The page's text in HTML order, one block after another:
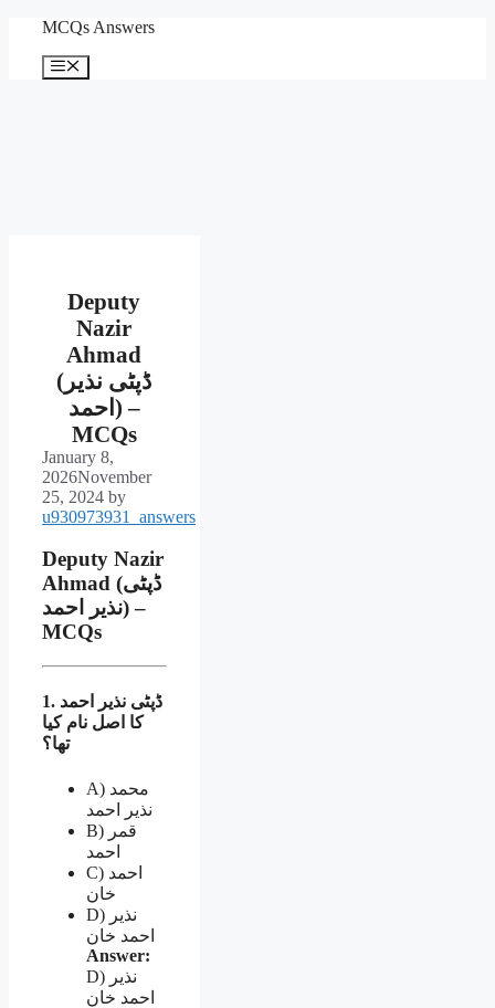
content
MCQs Answers
Menu
Deputy
Nazir
Ahmad
(ڈپٹی نذیر
احمد) –
MCQs
January 8,
2026November
25, 2024 by
u930973931_answers
Deputy Nazir
Ahmad (ڈپٹی
نذیر احمد) –
MCQs
1. ڈپٹی نذیر احمد
کا اصل نام کیا
تھا؟
A) محمد
نذیر احمد
B) قمر
احمد
C) احمد
خان
D) نذیر
احمد خان
Answer:
D) نذیر
احمد خان